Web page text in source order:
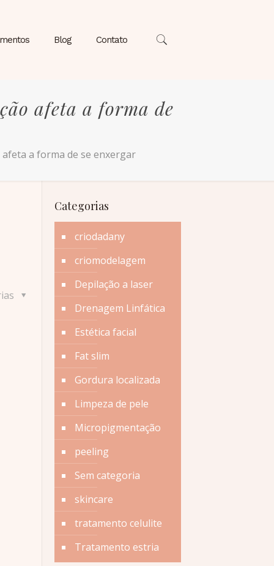
Blog Contato
afeta a forma de
a forma de se enxergar
Categorias
criodadany
criomodelagem
Depilação a laser
Drenagem Linfática
Estética facial
Fat slim
Gordura localizada
Limpeza de pele
Micropigmentação
peeling
Sem categoria
skincare
tratamento celulite
Tratamento estria